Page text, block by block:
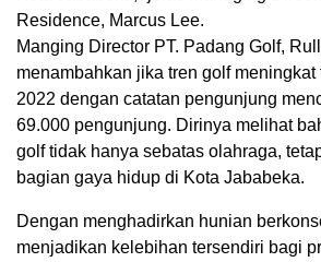
Residence, Marcus Lee.
Manging Director PT. Padang Golf,
menambahkan jika tren golf meningkat
2022 dengan catatan pengunjung
69.000 pengunjung. Dirinya melihat
golf tidak hanya sebatas olahraga,
bagian gaya hidup di Kota Jababeka.
Dengan menghadirkan hunian
menjadikan kelebihan tersendiri bagi